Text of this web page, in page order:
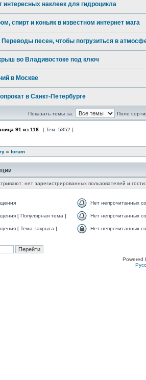
интересных наклеек для гидроцикла
спирт и коньяк в известном интернет мага
песен, чтобы погрузиться в
во Владивостоке под ключ
в Москве
в Санкт-Петербурге
Показать темы за: Поле
91 из 118 [ Тем: 5852 ]
» forum
нет зарегистрированных пользователей и
Нет непрочитанных
[ Популярная тема ] Нет непрочитанных
[ Тема закрыта ] Нет непрочитанных
Powered